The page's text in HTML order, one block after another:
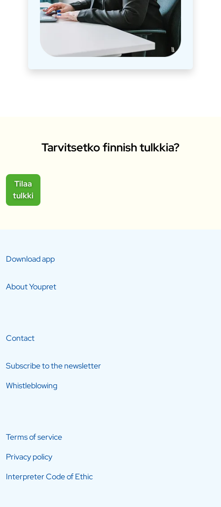
Tarvitsetko finnish tulkkia?
Tilaa
tulkki
Download app
About Youpret
Contact
Subscribe to the newsletter
Whistleblowing
Terms of service
Privacy policy
Interpreter Code of Ethic